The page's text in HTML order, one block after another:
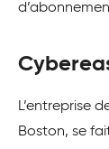
L’entreprise
Boston, se